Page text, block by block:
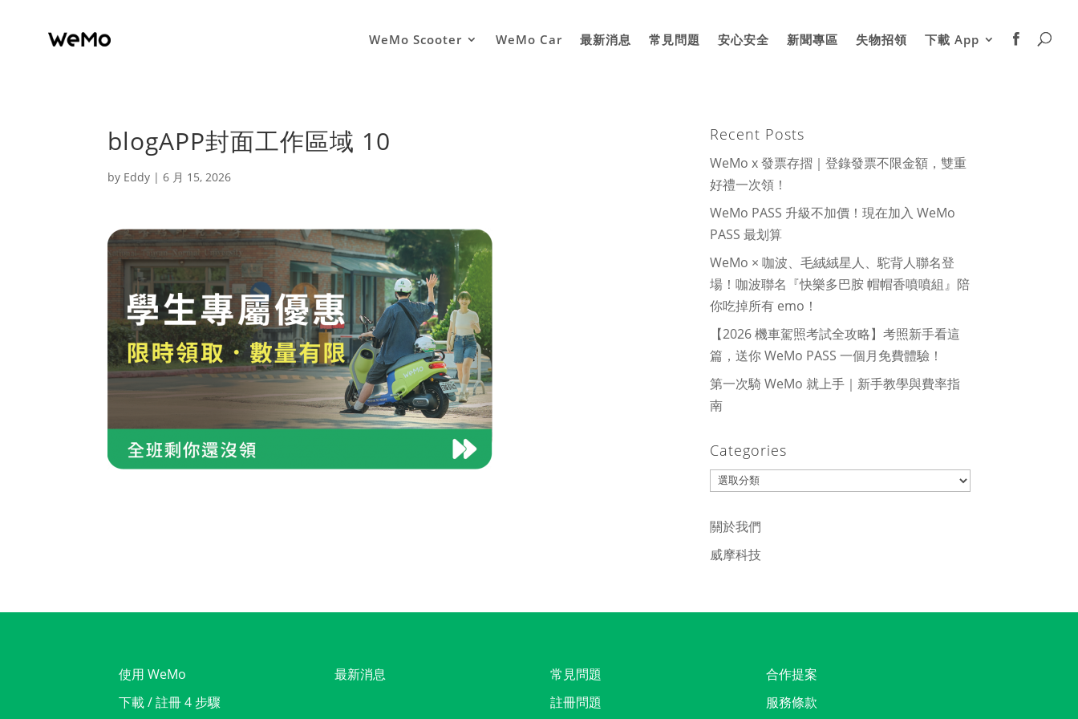
WeMo Scooter WeMo Car 最新消息 常見問題 安心安全 新聞專區 失物招領 下載 App
blogAPP封面工作區域 10
by Eddy |6 月 15, 2026
Recent Posts
WeMo x 發票存摺｜登錄發票不限金額，雙重
好禮一次領！
WeMo PASS 升級不加價！現在加入 WeMo
PASS 最划算
WeMo × 咖波、毛絨絨星人、駝背人聯名登
場！咖波聯名『快樂多巴胺 帽帽香噴噴組』陪
你吃掉所有 emo！
【2026 機車駕照考試全攻略】考照新手看這
篇，送你 WeMo PASS 一個月免費體驗！
第一次騎 WeMo 就上手｜新手教學與費率指
南
Categories
Categories
關於我們
威摩科技
使用 WeMo
下載 / 註冊 4 步驟
最新消息
常見問題
註冊問題
合作提案
服務條款